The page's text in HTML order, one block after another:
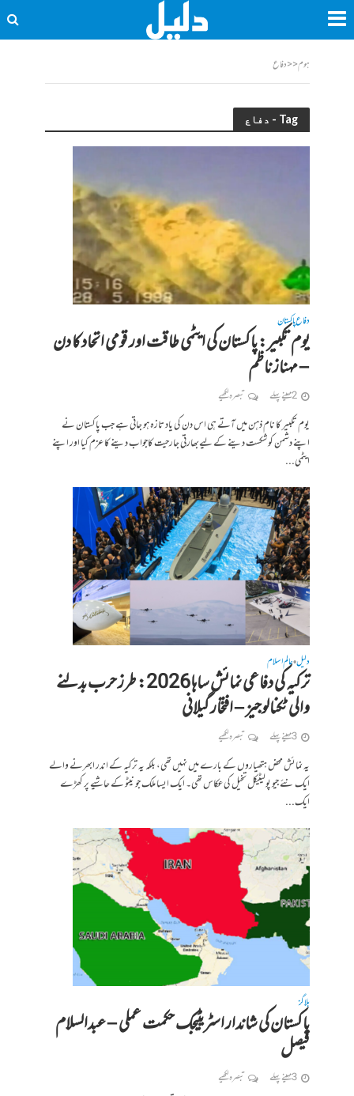
ہوم<<دفاع
Tag - دفاع
دفاع پاکستان
یوم تکبیر: پاکستان کی ایٹمی طاقت اور قومی اتحاد کا دن
– مہناز ناظم
2 مہینے پہلے تبصرہ لکھیے
یوم تکبیر کا نام ذہن میں آتے ہی اس دن کی یاد تازہ ہو جاتی ہے جب پاکستان نے
اپنے دشمن کو شکست دینے کے لیےبھارتی جارحیت کاجواب دینے کا عزم کیا اور اپنے
ایٹمی...
دلیل•عالم اسلام
ترکیہ کی دفاعی نمائش ساہا 2026: طرز حرب بدلنے
والی ٹکنالوجیز – افتخار گیلانی
3 مہینے پہلے تبصرہ لکھیے
یہ نمائش محض ہتھیاروں کے بارے میں نہیں تھی، بلکہ یہ ترکیہ کے اندر ابھرنے والے
ایک نئے جیو پولیٹیکل تخیل کی عکاس تھی۔ ایک ایسا ملک جو نیٹو کے حاشیے پر کھڑے
ایک...
بلاگز
پاکستان کی شاندار اسٹریٹیجک حکمت عملی – عبدالسلام
فیصل
3 مہینے پہلے تبصرہ لکھیے